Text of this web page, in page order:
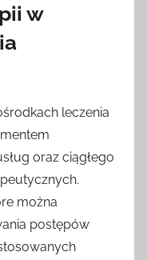
w
leczenia
oraz ciągłego
można
postępów